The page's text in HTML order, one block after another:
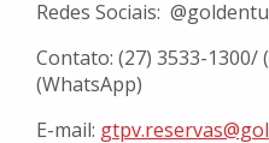
Redes Sociais:
Contato: (27) 3533-1300/
(WhatsApp)
E-mail: